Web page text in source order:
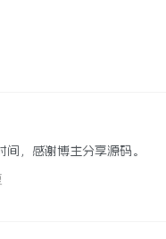
，感谢博主分享源码。